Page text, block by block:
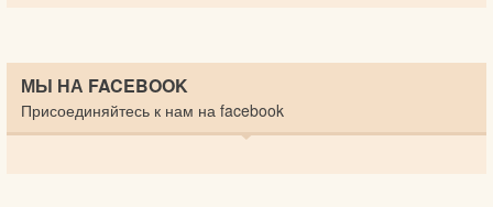
МЫ НА FACEBOOK
Присоединяйтесь к нам на facebook